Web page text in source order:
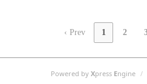
‹ Prev 1 2 3
Powered by Xpress Engine /